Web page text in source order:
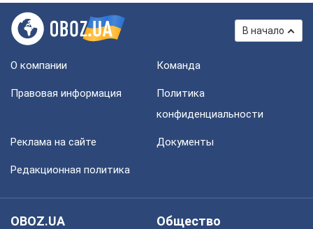
В начало
О компании Команда
Правовая информация
Политика
конфиденциальности
Реклама на сайте Документы
Редакционная политика
OBOZ.UA
Общество